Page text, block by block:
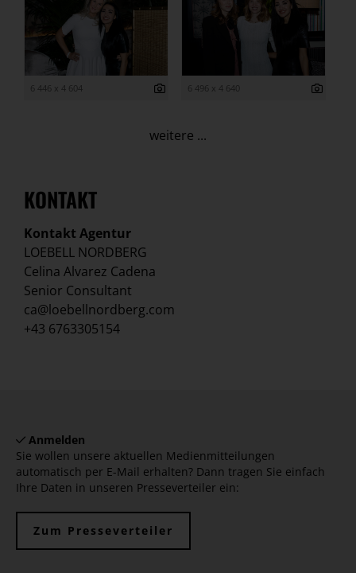
6 446 x 4 604 6 496 x 4 640
weitere ...
KONTAKT
Kontakt Agentur
LOEBELL NORDBERG
Celina Alvarez Cadena
Senior Consultant
ca@loebellnordberg.com
+43 6763305154
Anmelden
Sie wollen unsere aktuellen Medienmitteilungen
automatisch per E-Mail erhalten? Dann tragen Sie einfach
Ihre Daten in unseren Presseverteiler ein:
Zum Presseverteiler